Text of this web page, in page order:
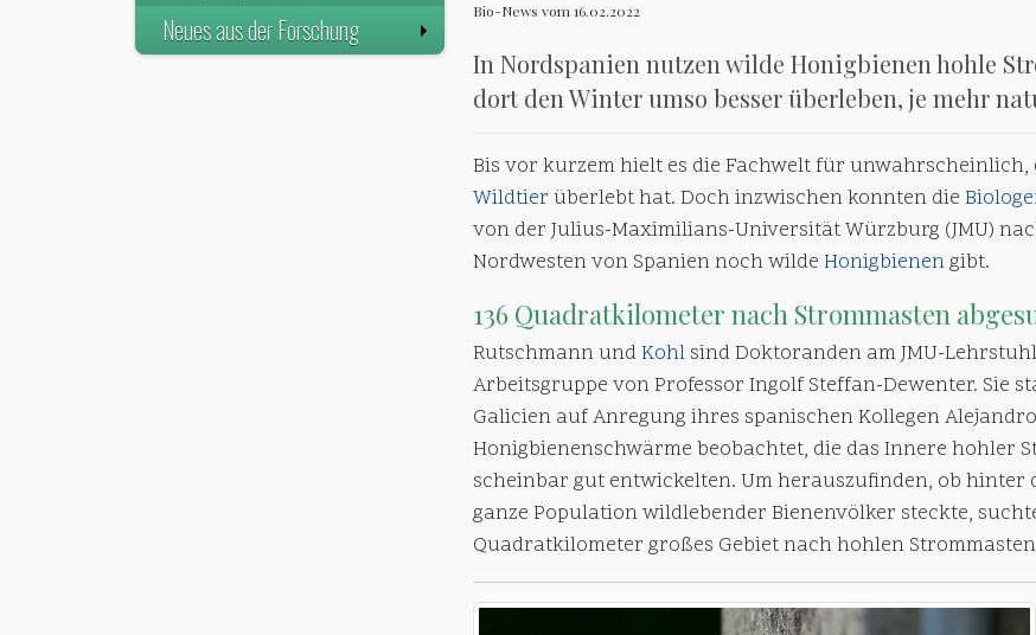
Neues aus der Forschung
Bio-News vom 16.02.2022
In Nordspanien nutzen wilde Honigbienen hohle
dort den Winter umso besser überleben, je mehr
Bis vor kurzem hielt es die Fachwelt für unwahrscheinlich,
Wildtier überlebt hat. Doch inzwischen konnten die
von der Julius-Maximilians-Universität Würzburg (JMU)
Nordwesten von Spanien noch wilde Honigbienengibt.
136 Quadratkilometer nach Strommasten
Rutschmann undKohl sind Doktoranden am JMU-
Arbeitsgruppe von Professor Ingolf Steffan-Dewenter. Sie
Galicien auf Anregung ihres spanischen Kollegen
Honigbienenschwärme beobachtet, die das Innere hohler
scheinbar gut entwickelten. Um herauszufinden, ob hinter
ganze Population wildlebender Bienenvölker steckte,
Quadratkilometer großes Gebiet nach hohlen